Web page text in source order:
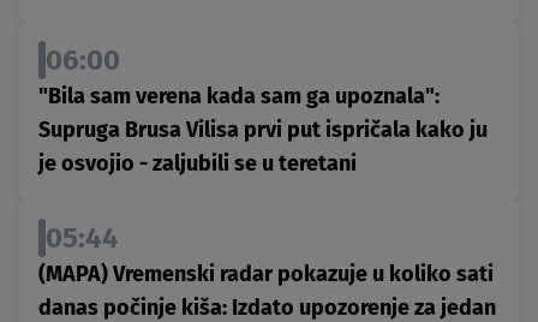
06:00
"Bila sam verena kada sam ga upoznala":
Supruga Brusa Vilisa prvi put ispričala kako ju
je osvojio - zaljubili se u teretani
05:44
(MAPA) Vremenski radar pokazuje u koliko sati
danas počinje kiša: Izdato upozorenje za jedan